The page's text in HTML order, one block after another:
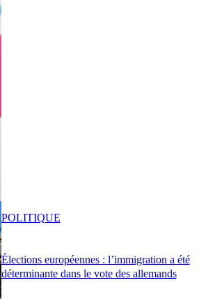
Élections européennes : l’immigration a été
déterminante dans le vote des allemands
POLITIQUE